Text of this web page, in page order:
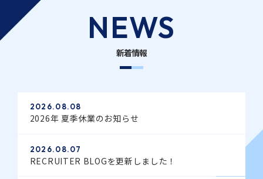
NEWS
新着情報
2026.08.08
2026年 夏季休業のお知らせ
2026.08.07
RECRUITER BLOGを更新しました！